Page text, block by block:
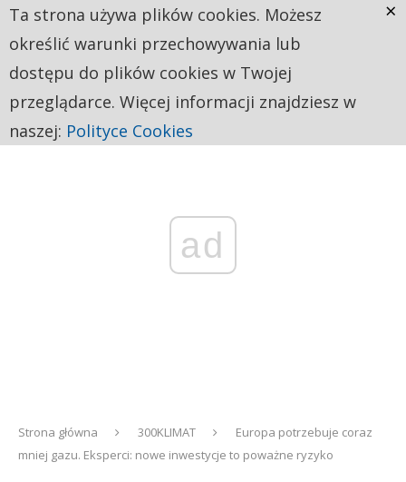
ad
Strona główna 300KLIMAT
Europa potrzebuje coraz
mniej gazu. Eksperci: nowe inwestycje to poważne ryzyko
Ta strona używa plików cookies. Możesz
określić warunki przechowywania lub
dostępu do plików cookies w Twojej
przeglądarce. Więcej informacji znajdziesz w
naszej: Polityce Cookies
×